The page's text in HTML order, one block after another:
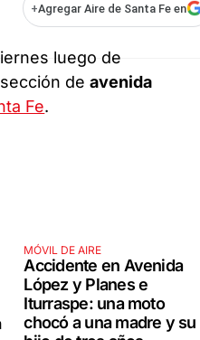
+Agregar Aire de Santa Fe en
luego de
deavenida
Fe.
MÓVIL DE AIRE
Accidente en Avenida
López y Planes e
Iturraspe: una moto
chocó a una madre y su